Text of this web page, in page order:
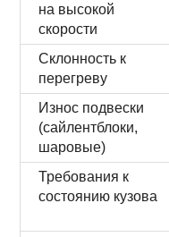
на высокой
скорости
Склонность к
перегреву
Износ подвески
(сайлентблоки,
шаровые)
Требования к
состоянию кузова